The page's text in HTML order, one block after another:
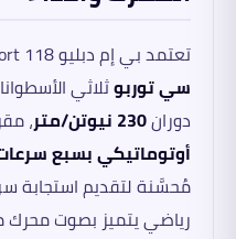
تعتمد بي إم دبليو 118 M Sport على محرك
سي توربوثلاثي
دوران230 نيوتن/متر ،
أوتوماتيكي بسبع
مُحسَّنة لتقديم استجابة
رياضي يتميز بصوت محرك